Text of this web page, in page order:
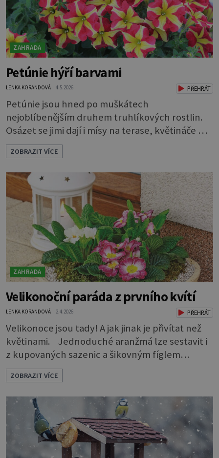
ZAHRADA
Petúnie hýří barvami
LENKA KORANDOVÁ 4.5.2026 PŘEHRÁT
Petúnie jsou hned po muškátech
nejoblíbenějším druhem truhlíkových rostlin.
Osázet se jimi dají i mísy na terase, květináče na
balkoně, a dokonce i záhony. Každoročně se
rozsáhlá nabídka petúnií a jejich nejbližších
příbuzných surfinií rozrůstá o nové a nové
druhy a kultivary. Ty se vzhledem buď prolínají
a zdánlivě splývají, nebo se naopak výrazně liší
ZOBRAZIT VÍCE
ZAHRADA
Velikonoční paráda z prvního kvítí
LENKA KORANDOVÁ 2.4.2026 PŘEHRÁT
Velikonoce jsou tady! A jak jinak je přivítat než
květinami. Jednoduché aranžmá lze sestavit i
z kupovaných sazenic a šikovným fíglem
docílíte toho, aby výsledek působil jako dílo
profesionála. Rostliny vyndejte z pěstebních
květináčků a zasaďte je. Povrch zeminy pod listy
pokryjte mechem. Podél okraje pak pomocí
lžíce nasypejte dekorativní štěrk.Díky úpravě
povrchu je z obyčejn
ZOBRAZIT VÍCE